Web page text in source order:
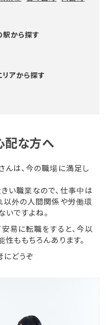
から探す
アから探す
配な方へ
んは、今の職場に満足し
い職業なので、仕事中は
以外の人間関係や労働環
ですよね。
易に転職をすると、今以
ももちろんあります。
にどうぞ